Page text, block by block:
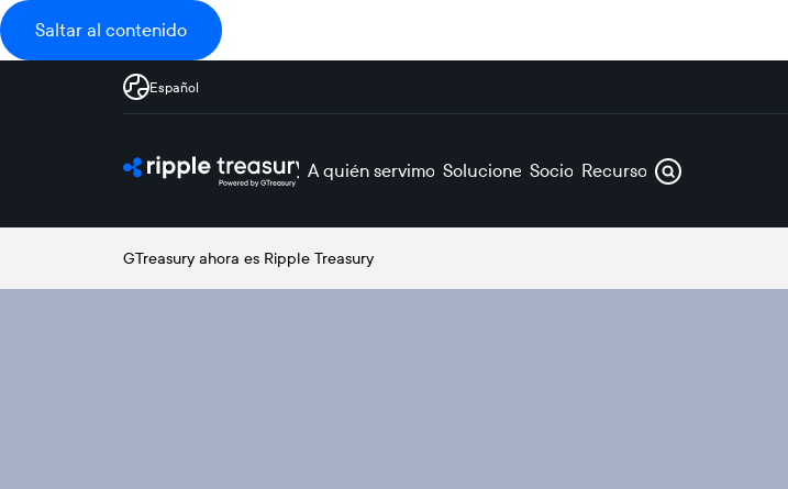
Saltar al contenido
Español
A quién servimos Soluciones Socios Recursos
GTreasury ahora es Ripple Treasury